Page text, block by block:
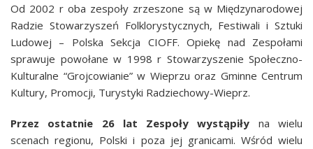
Od 2002 r oba zespoły zrzeszone są w Międzynarodowej
Radzie Stowarzyszeń Folklorystycznych, Festiwali i Sztuki
Ludowej – Polska Sekcja CIOFF. Opiekę nad Zespołami
sprawuje powołane w 1998 r Stowarzyszenie Społeczno-
Kulturalne “Grojcowianie” w Wieprzu oraz Gminne Centrum
Kultury, Promocji, Turystyki Radziechowy-Wieprz.
Przez ostatnie 26 lat Zespoły wystąpiły na wielu
scenach regionu, Polski i poza jej granicami. Wśród wielu